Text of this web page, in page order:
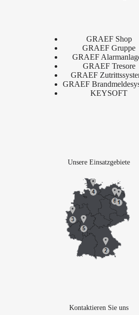
GRAEF Shop
GRAEF Gruppe
GRAEF
GRAEF Tresore
GRAEF
GRAEF
KEYSOFT
Unsere Einsatzgebiete
Kontaktieren Sie uns